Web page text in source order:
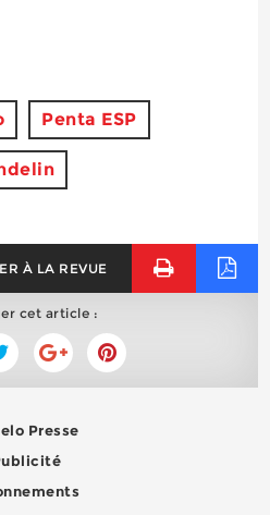
Penta ESP
À LA REVUE
cet article :
Presse